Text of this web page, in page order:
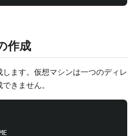
作成
ます。仮想マシンは一つのディレ
きません。